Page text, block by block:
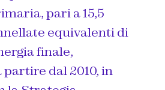
pari a 15,5
equivalenti di
finale,
partire dal 2010, in